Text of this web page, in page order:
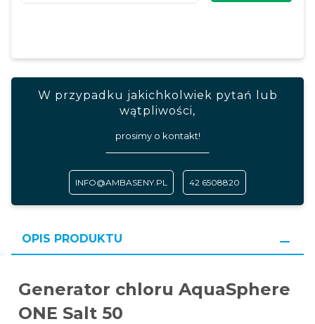
W przypadku jakichkolwiek pytań lub
wątpliwości,
prosimy o kontakt!
INFO@AMBASENY.PL 42 6508820
OPIS PRODUKTU
Generator chloru AquaSphere
ONE Salt 50